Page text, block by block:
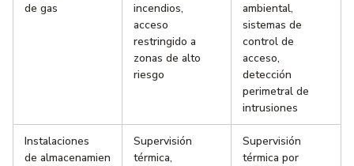
de gas
incendios,
acceso
restringido a
zonas de alto
riesgo
ambiental,
sistemas de
control de
acceso,
detección
perimetral de
intrusiones
Instalaciones
de almacenamien
Supervisión
térmica,
Supervisión
térmica por